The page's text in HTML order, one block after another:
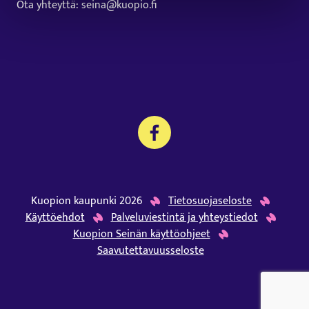
Ota yhteyttä: seina@kuopio.fi
Kuopion kaupunki 2026
Tietosuojaseloste
Käyttöehdot
Palveluviestintä ja yhteystiedot
Kuopion Seinän käyttöohjeet
Saavutettavuusseloste